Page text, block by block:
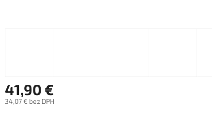
41,90 €
34,07 € bez DPH